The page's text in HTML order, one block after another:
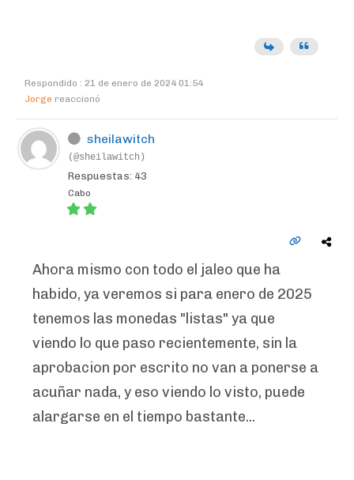
Respondido : 21 de enero de 2024 01:54
Jorge reaccionó
sheilawitch
(@sheilawitch)
Respuestas: 43
Cabo
Ahora mismo con todo el jaleo que ha
habido, ya veremos si para enero de 2025
tenemos las monedas "listas" ya que
viendo lo que paso recientemente, sin la
aprobacion por escrito no van a ponerse a
acuñar nada, y eso viendo lo visto, puede
alargarse en el tiempo bastante...